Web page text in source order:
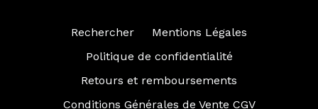
Rechercher
Mentions Légales
Politique de confidentialité
Retours et remboursements
Conditions Générales de Vente CGV